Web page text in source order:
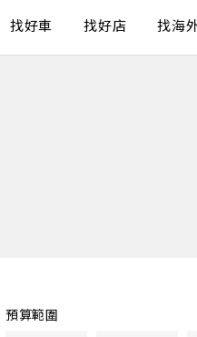
找好車 找好店 找海
預算範圍